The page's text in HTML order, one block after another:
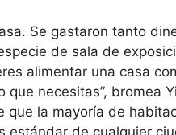
Se gastaron tanto
de sala de
alimentar una casa
que necesitas”, bromea
que la mayoría de
estándar de cualquier